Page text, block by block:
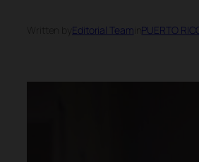
Editorial Team PUERTO